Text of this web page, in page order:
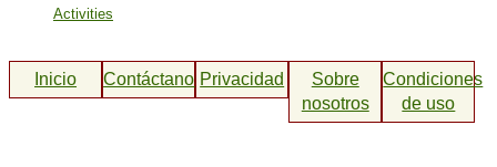
Activities
Inicio ContáctanosPrivacidad
Sobre
nosotros
Condiciones
de uso